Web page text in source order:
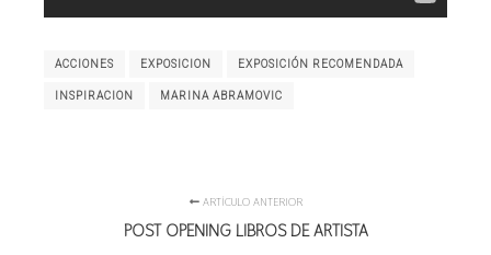
ACCIONES EXPOSICION EXPOSICIÓN RECOMENDADA
INSPIRACION MARINA ABRAMOVIC
ARTÍCULO ANTERIOR
POST OPENING LIBROS DE ARTISTA